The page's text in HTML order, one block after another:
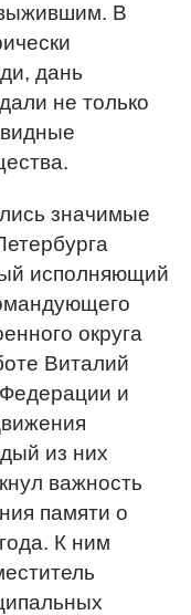
В
дань
не только
значимые
исполняющий
округа
Виталий
и
из них
важность
памяти о
К ним